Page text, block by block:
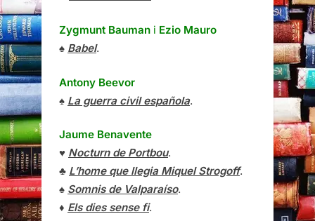
Zygmunt Bauman i Ezio Mauro
♠ Babel.
Antony Beevor
♠ La guerra civil española.
Jaume Benavente
♥ Nocturn de Portbou.
♣ L’home que llegia Miquel Strogoff.
♠ Somnis de Valparaíso.
♦ Els dies sense fi.